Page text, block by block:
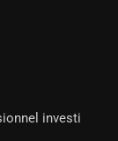
investi